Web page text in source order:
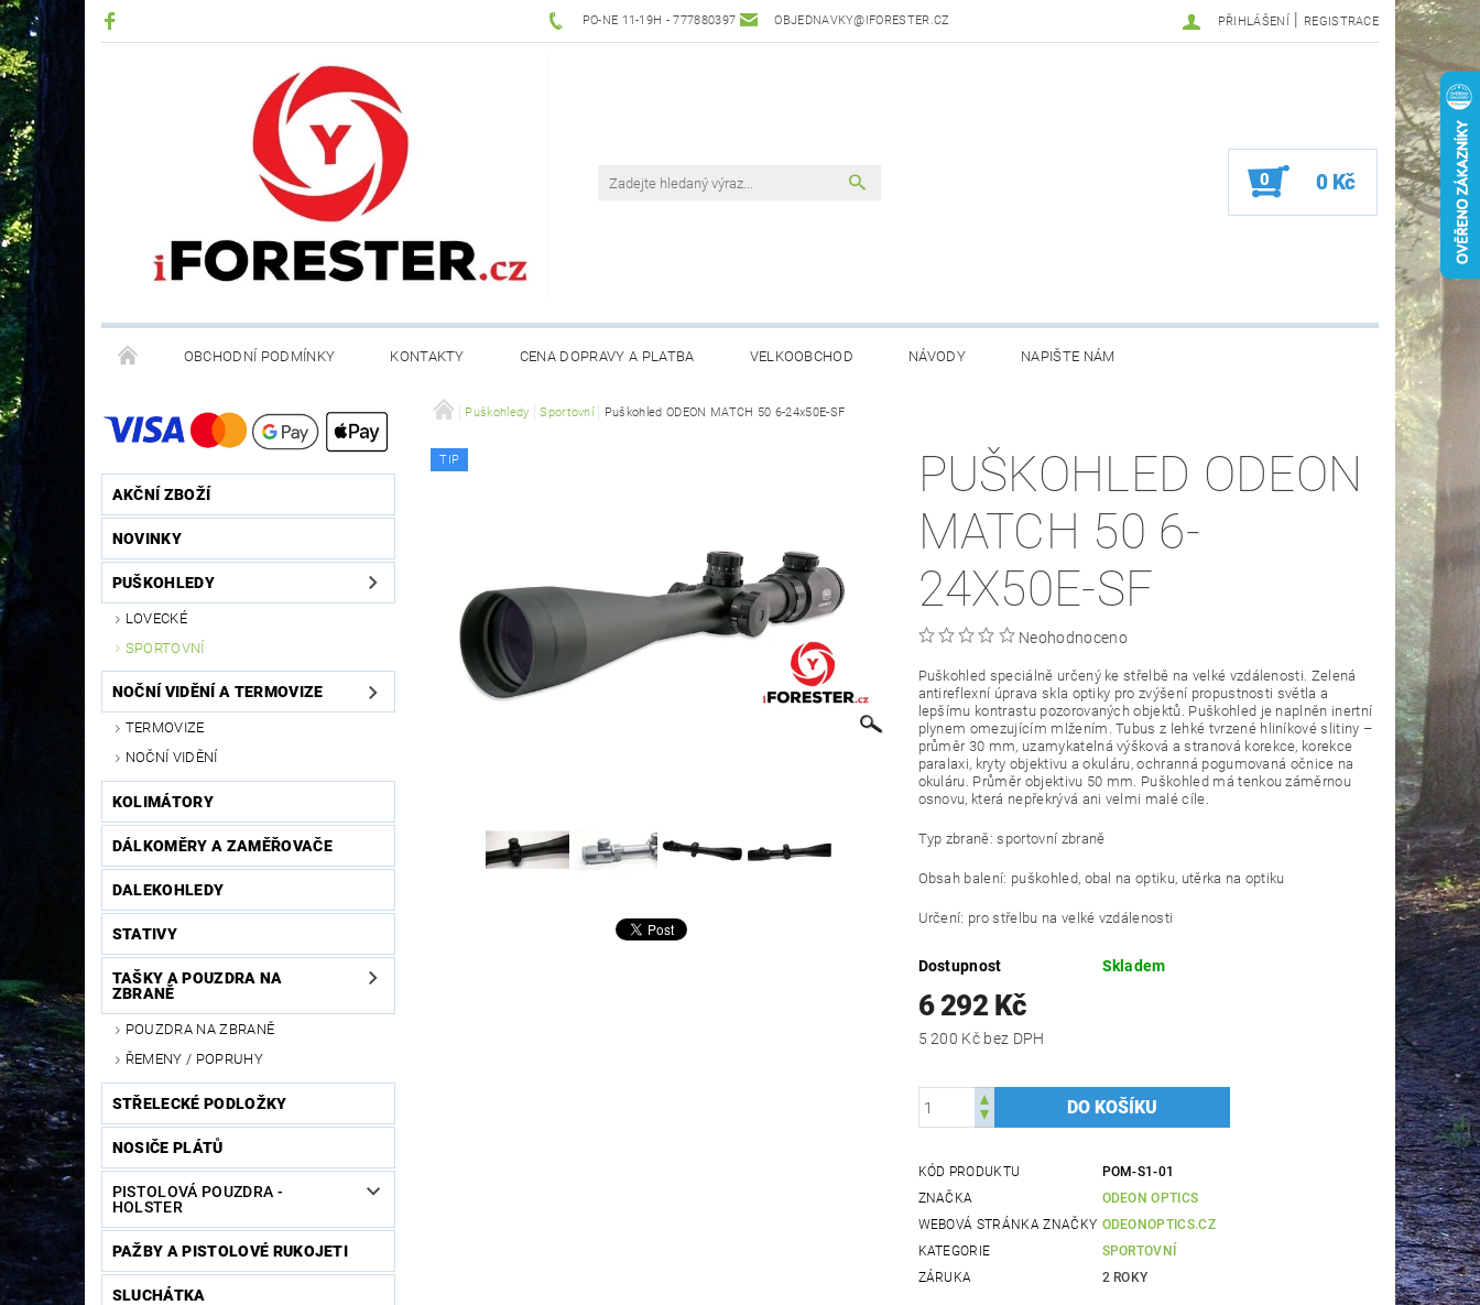
PO-NE 11-19H - 777880397 OBJEDNAVKY@IFORESTER.CZ PŘIHLÁŠENÍ | REGISTRACE
0 0 Kč
OBCHODNÍ PODMÍNKY KONTAKTY CENA DOPRAVY A PLATBA VELKOOBCHOD NÁVODY NAPIŠTE NÁM
RECYKLACE ELEKTROODPADU A BATERIÍ
AKČNÍ ZBOŽÍ
NOVINKY
PUŠKOHLEDY
LOVECKÉ
SPORTOVNÍ
NOČNÍ VIDĚNÍ A TERMOVIZE
TERMOVIZE
NOČNÍ VIDĚNÍ
KOLIMÁTORY
DÁLKOMĚRY A ZAMĚŘOVAČE
DALEKOHLEDY
STATIVY
TAŠKY A POUZDRA NA
ZBRANĚ
POUZDRA NA ZBRANĚ
ŘEMENY / POPRUHY
STŘELECKÉ PODLOŽKY
NOSIČE PLÁTŮ
PISTOLOVÁ POUZDRA -
HOLSTER
PAŽBY A PISTOLOVÉ RUKOJETI
SLUCHÁTKA
Puškohledy Sportovní Puškohled ODEON MATCH 50 6-24x50E-SF
TIP
PUŠKOHLED ODEON
MATCH 50 6-
24X50E-SF
Neohodnoceno
Puškohled speciálně určený ke střelbě na velké vzdálenosti. Zelená
antireflexní úprava skla optiky pro zvýšení propustnosti světla a
lepšímu kontrastu pozorovaných objektů. Puškohled je naplněn inertní
plynem omezujícím mlžením. Tubus z lehké tvrzené hliníkové slitiny –
průměr 30 mm, uzamykatelná výšková a stranová korekce, korekce
paralaxi, kryty objektivu a okuláru, ochranná pogumovaná očnice na
okuláru. Průměr objektivu 50 mm. Puškohled má tenkou záměrnou
osnovu, která nepřekrývá ani velmi malé cíle.
Typ zbraně: sportovní zbraně
Obsah balení: puškohled, obal na optiku, utěrka na optiku
Určení: pro střelbu na velké vzdálenosti
Dostupnost Skladem
6 292 Kč
5 200 Kč bez DPH
KÓD PRODUKTU
POM-S1-01
ZNAČKA
ODEON OPTICS
WEBOVÁ STRÁNKA ZNAČKY ODEONOPTICS.CZ
KATEGORIE
SPORTOVNÍ
ZÁRUKA
2 ROKY